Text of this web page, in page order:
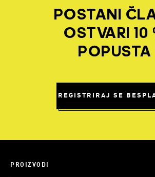
POSTANI
OSTVARI 10
POPUSTA
REGISTRIRAJ SE
PROIZVODI